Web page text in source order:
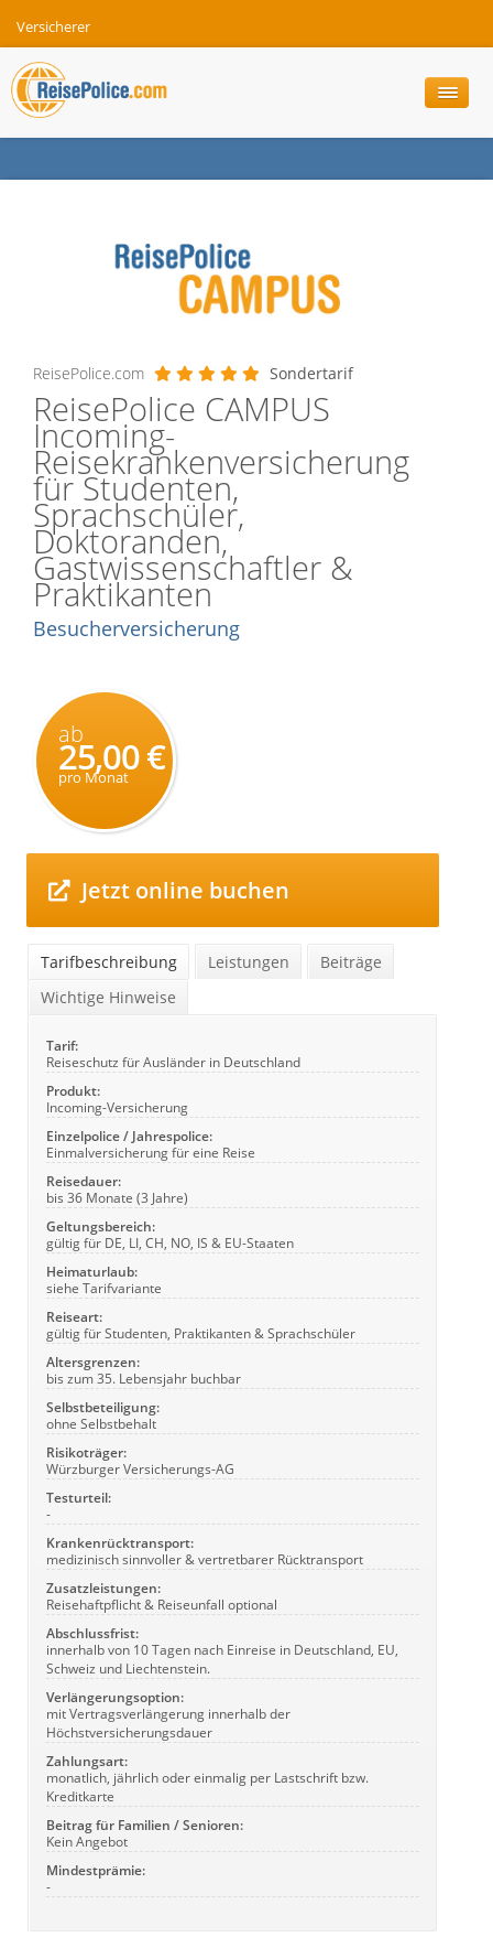
Versicherer
ReisePolice.com Sondertarif
ReisePolice CAMPUS
Incoming-
Reisekrankenversicherung
für Studenten,
Sprachschüler,
Doktoranden,
Gastwissenschaftler &
Praktikanten
Besucherversicherung
ab
25,00 €
pro Monat
Jetzt online buchen
Tarifbeschreibung Leistungen
Beiträge
Wichtige Hinweise
Tarif:
Reiseschutz für Ausländer in Deutschland
Produkt:
Incoming-Versicherung
Einzelpolice / Jahrespolice:
Einmalversicherung für eine Reise
Reisedauer:
bis 36 Monate (3 Jahre)
Geltungsbereich:
gültig für DE, LI, CH, NO, IS & EU-Staaten
Heimaturlaub:
siehe Tarifvariante
Reiseart:
gültig für Studenten, Praktikanten & Sprachschüler
Altersgrenzen:
bis zum 35. Lebensjahr buchbar
Selbstbeteiligung:
ohne Selbstbehalt
Risikoträger:
Würzburger Versicherungs-AG
Testurteil:
-
Krankenrücktransport:
medizinisch sinnvoller & vertretbarer Rücktransport
Zusatzleistungen:
Reisehaftpflicht & Reiseunfall optional
Abschlussfrist:
innerhalb von 10 Tagen nach Einreise in Deutschland, EU,
Schweiz und Liechtenstein.
Verlängerungsoption:
mit Vertragsverlängerung innerhalb der
Höchstversicherungsdauer
Zahlungsart:
monatlich, jährlich oder einmalig per Lastschrift bzw.
Kreditkarte
Beitrag für Familien / Senioren:
Kein Angebot
Mindestprämie:
-